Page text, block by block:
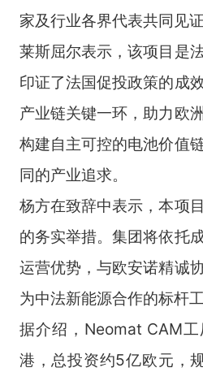
家及行业各界代表共同见
莱斯屈尔表示，该项目是
印证了法国促投政策的成
产业链关键一环，助力欧
构建自主可控的电池价值
同的产业追求。
杨方在致辞中表示，本项
的务实举措。集团将依托
运营优势，与欧安诺精诚
为中法新能源合作的标杆工
据介绍，Neomat CAM
港，总投资约5亿欧元，